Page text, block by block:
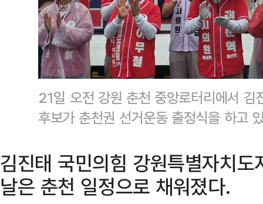
21일 오전 강원 춘천 중앙로터리에서 김
후보가 춘천권 선거운동 출정식을 하고
김진태 국민의힘 강원특별자치
날은 춘천 일정으로 채워졌다.